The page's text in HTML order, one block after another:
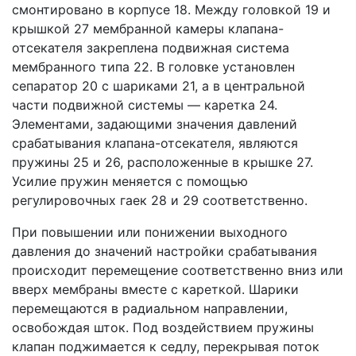
смонтировано в корпусе 18. Между головкой 19 и
крышкой 27 мембранной камеры клапана-
отсекателя закреплена подвижная система
мембранного типа 22. В головке установлен
сепаратор 20 с шариками 21, а в центральной
части подвижной системы — каретка 24.
Элементами, задающими значения давлений
срабатывания клапана-отсекателя, являются
пружины 25 и 26, расположенные в крышке 27.
Усилие пружин меняется с помощью
регулировочных гаек 28 и 29 соответственно.
При повышении или понижении выходного
давления до значений настройки срабатывания
происходит перемещение соответственно вниз или
вверх мембраны вместе с кареткой. Шарики
перемещаются в радиальном направлении,
освобождая шток. Под воздействием пружины
клапан поджимается к седлу, перекрывая поток